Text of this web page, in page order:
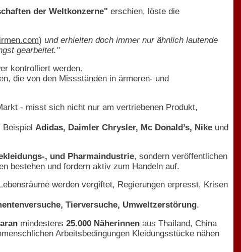
der Weltkonzerne" erschien, löste die
) und erhielten doch immer nur ähnlich lautende
gearbeitet."
kontrolliert werden.
die von den Missständen in ärmeren- und
- misst sich nicht nur am vertriebenen Produkt,
Beispiel Adidas, Daimler Chrysler, Mc Donald’s, Nike und
, und Pharmaindustrie, sondern veröffentlichen
bestehen und fordern aktiv zum Handeln auf.
werden vergiftet, Regierungen erpresst, Krisen
Tierversuche, Umweltzerstörung.
mindestens 25.000 Näherinnen aus Thailand, China
Arbeitsbedingungen Kleidungsstücke nähen